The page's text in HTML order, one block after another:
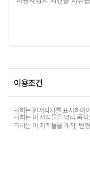
이용조건
귀하는 원저작자를 표시하여
귀하는 이 저작물을 영리 목
귀하는 이 저작물을 개작, 변